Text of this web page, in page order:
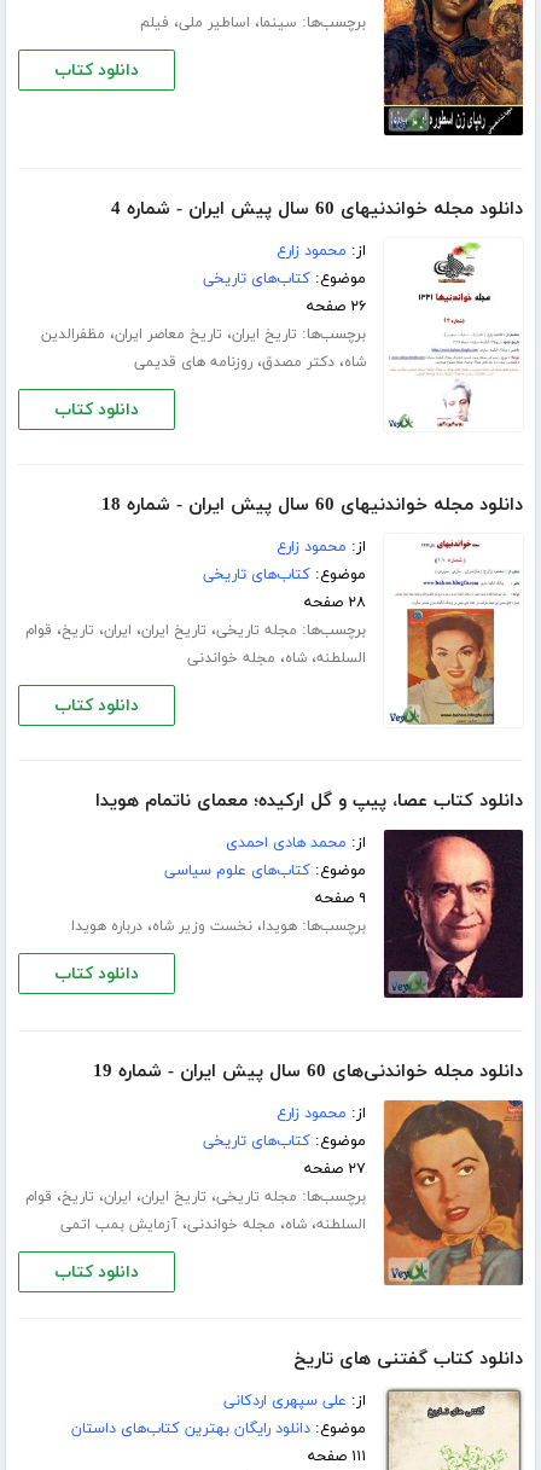
برچسب‌ها: سینما، اساطیر ملی، فیلم
دانلود کتاب
دانلود مجله خواندنیهای 60 سال پیش ایران - شماره 4
از: محمود زارع
موضوع:کتاب‌های تاریخی
۲۶ صفحه
برچسب‌ها: تاریخ ایران، تاریخ معاصر ایران، مظفرالدین
شاه،دکتر مصدق،روزنامه های قدیمی
دانلود کتاب
دانلود مجله خواندنیهای 60 سال پیش ایران - شماره 18
از: محمود زارع
موضوع:کتاب‌های تاریخی
۲۸ صفحه
برچسب‌ها: مجله تاریخی، تاریخ ایران، ایران، تاریخ، قوام
السلطنه،شاه، مجله خواندنی
دانلود کتاب
دانلود کتاب عصا، پیپ و گل ارکیده؛ معمای ناتمام هویدا
از: محمد هادی احمدی
موضوع:کتاب‌های علوم سیاسی
۹ صفحه
برچسب‌ها:هویدا،نخست وزیر شاه،درباره هویدا
دانلود کتاب
دانلود مجله خواندنی‌های 60 سال پیش ایران - شماره 19
از: محمود زارع
موضوع:کتاب‌های تاریخی
۲۷ صفحه
برچسب‌ها: مجله تاریخی، تاریخ ایران، ایران، تاریخ، قوام
السلطنه،شاه، مجله خواندنی،آزمایش بمب اتمی
دانلود کتاب
دانلود کتاب گفتنی های تاریخ
از: علی سپهری اردکانی
موضوع:دانلود رایگان بهترین کتاب‌های داستان
۱۱۱ صفحه